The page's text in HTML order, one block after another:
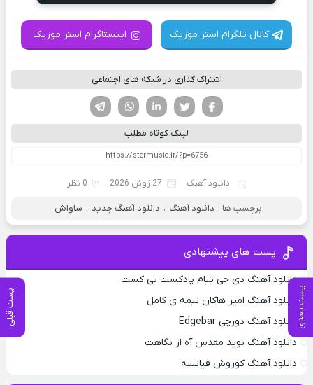
پست بعدی پست قبلی
کانال تلگرام استر موزیک اینستاگرام استر موزیک
اشتراک گذاری در شبکه های اجتماعی
لینکدین تویتر
فیسوک
لینک کوتاه مطلب
دانلود آهنگ 27 ژوئن 2026 0 نظر
برچسب ها : دانلود آهنگ ، دانلود آهنگ جدید ، ساواش
پست های پیشنهادی
دانلود آهنگ دی جی تیام پادکست تی کست
دانلود آهنگ امیر هاکان نیمه ی کامل
دانلود آهنگ دورچی Edgebar
دانلود آهنگ نوید مقدس آه از نگاهت
دانلود آهنگ کوروش فیانسه